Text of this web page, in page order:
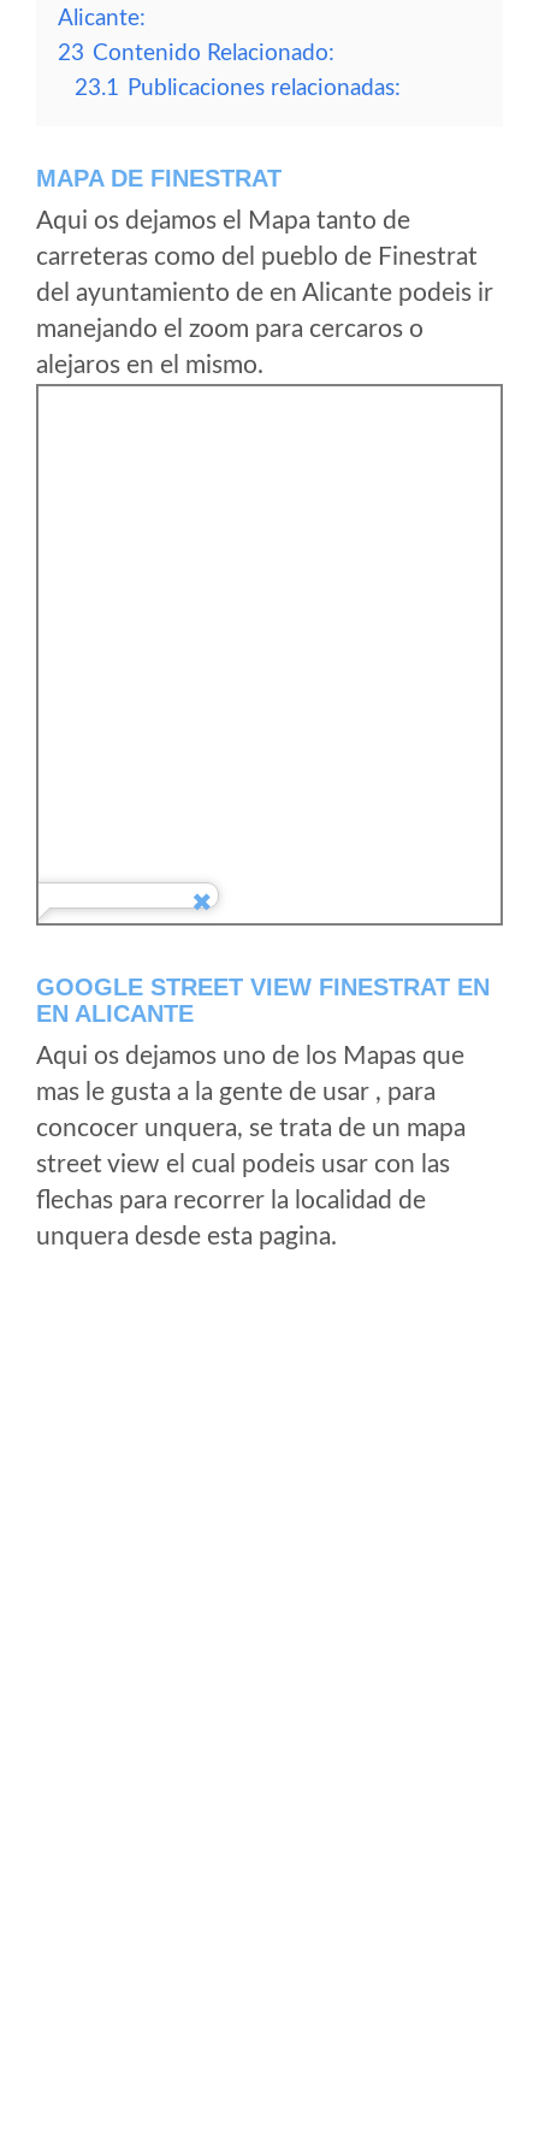
Alicante:
23 Contenido Relacionado:
23.1 Publicaciones relacionadas:
MAPA DE FINESTRAT
Aqui os dejamos el Mapa tanto de
carreteras como del pueblo de Finestrat
del ayuntamiento de en Alicante podeis ir
manejando el zoom para cercaros o
alejaros en el mismo.
GOOGLE STREET VIEW FINESTRAT EN
EN ALICANTE
Aqui os dejamos uno de los Mapas que
mas le gusta a la gente de usar , para
concocer unquera, se trata de un mapa
street view el cual podeis usar con las
flechas para recorrer la localidad de
unquera desde esta pagina.